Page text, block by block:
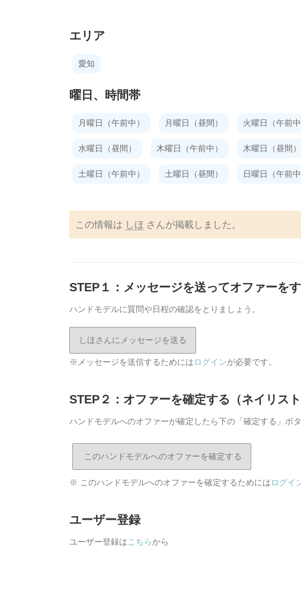
エリア
愛知
曜日、時間帯
月曜日（午前中） 月曜日（昼間） 火曜日（午前中
水曜日（昼間） 木曜日（午前中） 木曜日（昼間）
土曜日（午前中） 土曜日（昼間） 日曜日（午前中
この情報は しほ さんが掲載しました。
STEP１：メッセージを送ってオファーを
ハンドモデルに質問や日程の確認をとりましょう。
しほさんにメッセージを送る
※メッセージを送信するためにはログインが必要です。
STEP２：オファーを確定する（ネイリスト
ハンドモデルへのオファーが確定したら下の「確定する」ボ
※ このハンドモデルへのオファーを確定するためにはログイ
ユーザー登録
ユーザー登録はこちらから